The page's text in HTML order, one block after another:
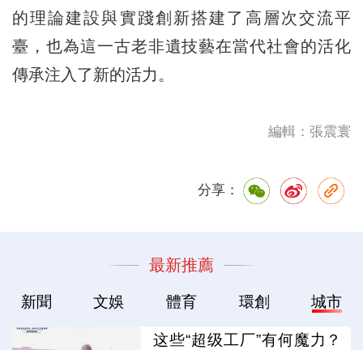
的理論建設與實踐創新搭建了高層次交流平
臺，也為這一古老非遺技藝在當代社會的活化
傳承注入了新的活力。
編輯：張震寰
分享：
最新推薦
新聞 文娛 體育 環創 城市
这些“超级工厂”有何魔力？